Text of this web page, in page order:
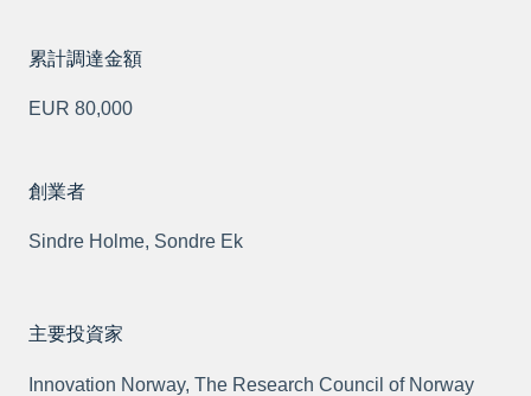
累計調達金額
EUR 80,000
創業者
Sindre Holme, Sondre Ek
主要投資家
Innovation Norway, The Research Council of Norway